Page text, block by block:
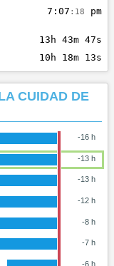
7:07 :18 pm
13h 43m 47s
10h 18m 13s
CUIDAD DE
-16 h
-13 h
-13 h
-12 h
-8 h
-7 h
-6 h